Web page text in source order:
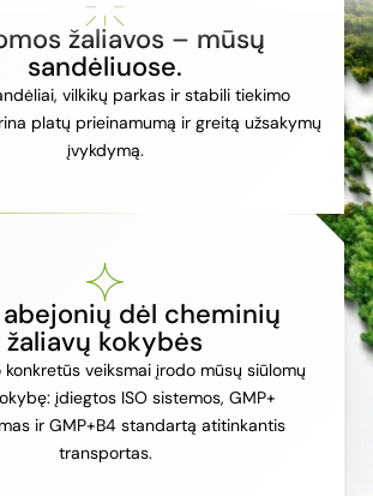
žaliavos – mūsų
sandėliuose.
vilkikų parkas ir stabili tiekimo
platų prieinamumą ir greitą užsakymų
įvykdymą.
dėl cheminių
žaliavų kokybės
konkretūs veiksmai įrodo mūsų siūlomų
įdiegtos ISO sistemos, GMP+
ir GMP+B4 standartą atitinkantis
transportas.